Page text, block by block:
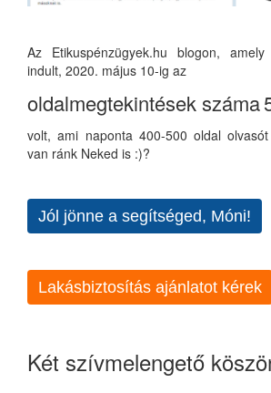
Az Etikuspénzügyek.hu blogon,
indult, 2020. május 10-ig az
oldalmegtekintések száma
volt, ami naponta 400-500 oldal
van ránk Neked is :)?
Jól jönne a segítséged, Móni!
Lakásbiztosítás ajánlatot kérek
Két szívmelengető